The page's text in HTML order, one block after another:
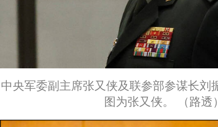
中央军委副主席张又侠及联参部参谋长刘
图为张又侠。 （路透